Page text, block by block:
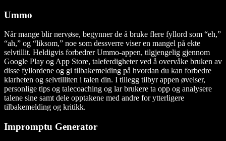
Ummo
Når mange blir nervøse, begynner de å bruke flere fyllord som “eh,”
“ah,” og “liksom,” noe som dessverre viser en mangel på ekte
selvtillit. Heldigvis forbedrer Ummo-appen, tilgjengelig gjennom
Google Play og App Store, taleferdigheter ved å overvåke bruken av
disse fyllordene og gi tilbakemelding på hvordan du kan forbedre
klarheten og selvtilliten i talen din. I tillegg tilbyr appen øvelser,
personlige tips og talecoaching og lar brukere ta opp og analysere
talene sine samt dele opptakene med andre for ytterligere
tilbakemelding og kritikk.
Impromptu Generator